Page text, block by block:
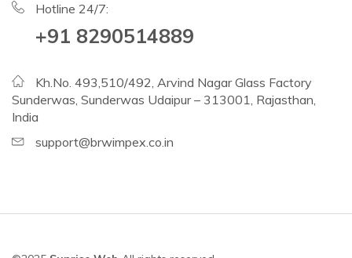
Hotline 24/7:
+91 8290514889
Kh.No. 493,510/492, Arvind Nagar Glass Factory
Sunderwas, Sunderwas Udaipur – 313001, Rajasthan,
India
support@brwimpex.co.in